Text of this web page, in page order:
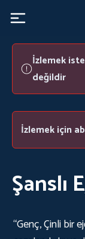
İzlemek
değildir
İzlemek için
Şanslı
“Genç, Çinli bir